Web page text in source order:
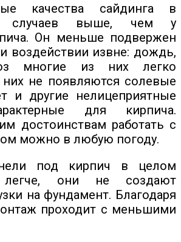
качества сайдинга в
случаев выше, чем у
Он меньше подвержен
воздействии извне: дождь,
многие из них легко
них не появляются солевые
и другие нелицеприятные
для кирпича.
достоинствам работать с
можно в любую погоду.
под кирпич в целом
легче, они не создают
на фундамент. Благодаря
проходит с меньшими